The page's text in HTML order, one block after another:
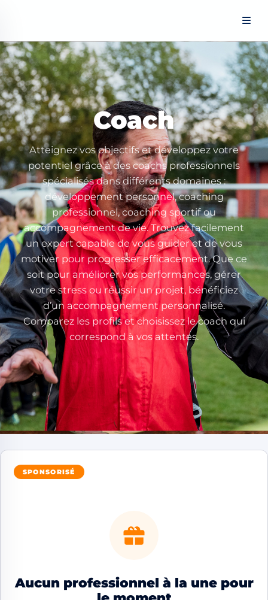
Coach
Atteignez vos objectifs et développez votre
potentiel grâce à des coachs professionnels
spécialisés dans différents domaines :
développement personnel, coaching
professionnel, coaching sportif ou
accompagnement de vie. Trouvez facilement
un expert capable de vous guider et de vous
motiver pour progresser efficacement. Que ce
soit pour améliorer vos performances, gérer
votre stress ou réussir un projet, bénéficiez
d’un accompagnement personnalisé.
Comparez les profils et choisissez le coach qui
correspond à vos attentes.
SPONSORISÉ
Aucun professionnel à la une pour